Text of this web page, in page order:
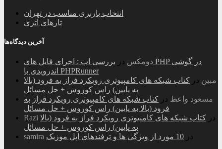
انتخاب باربری مناسب در تهران
تارهای اتری
آخرین دیدگاه‌ها
دومکس در بررسی اپ : اجرای فایل های PHP در گوشی
اندرویدی با PHPRunner
مبین در کتاب شبکه های کامپیوتری رویکرد فراز به فرود (بالا
به پایین) راس کوروس + حل مسائل
مسعود واعظ در کتاب شبکه های کامپیوتری رویکرد فراز به
فرود (بالا به پایین) راس کوروس + حل مسائل
Razi
در کتاب شبکه های کامپیوتری رویکرد فراز به فرود (بالا
به پایین) راس کوروس + حل مسائل
samira
در 10 مورد از ویژگی ها و ترفندهای اپل موزیک